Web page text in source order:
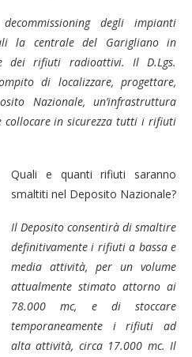
degli impianti
la centrale del Garigliano in
dei rifiuti radioattivi. Il D.Lgs.
di localizzare, progettare,
Nazionale, un’infrastruttura
collocarein sicurezza tutti i rifiuti
Quali e quanti rifiuti saranno
smaltiti nel Deposito Nazionale?
Il Deposito consentirà di smaltire
definitivamente i rifiuti a bassa e
media attività, per un volume
attualmente stimato attorno ai
78.000 mc, e di stoccare
temporaneamente i rifiuti ad
alta attività, circa 17.000 mc. Il